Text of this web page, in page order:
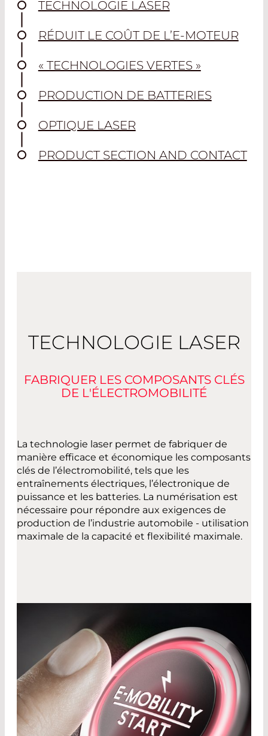
TECHNOLOGIE LASER
RÉDUIT LE COÛT DE L’E-MOTEUR
« TECHNOLOGIES VERTES »
PRODUCTION DE BATTERIES
OPTIQUE LASER
PRODUCT SECTION AND CONTACT
TECHNOLOGIE LASER
FABRIQUER LES COMPOSANTS CLÉS
DE L'ÉLECTROMOBILITÉ
La technologie laser permet de fabriquer de
manière efficace et économique les composants
clés de l’électromobilité, tels que les
entraînements électriques, l’électronique de
puissance et les batteries. La numérisation est
nécessaire pour répondre aux exigences de
production de l’industrie automobile - utilisation
maximale de la capacité et flexibilité maximale.